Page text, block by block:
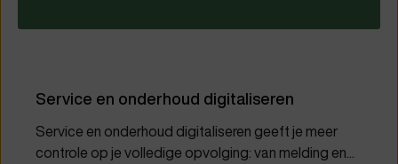
Service en onderhoud digitaliseren
Service en onderhoud digitaliseren geeft je meer
controle op je volledige opvolging: van melding en...